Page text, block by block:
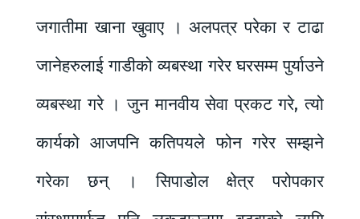
जगातीमा खाना खुवाए । अलपत्र परेका र टाढा
जानेहरुलाई गाडीको व्यबस्था गरेर घरसम्म पुर्याउने
व्यबस्था गरे । जुन मानवीय सेवा प्रकट गरे, त्यो
कार्यको आजपनि कतिपयले फोन गरेर सम्झने
गरेका छन् । सिपाडोल क्षेत्र परोपकार